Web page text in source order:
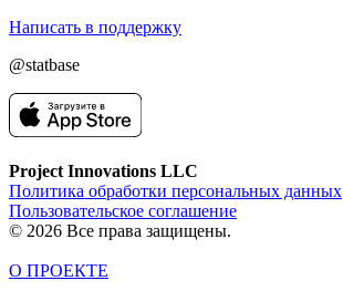
Написать в поддержку
@statbase
Project Innovations LLC
Политика обработки персональных данных
Пользовательское соглашение
© 2026 Все права защищены.
О ПРОЕКТЕ